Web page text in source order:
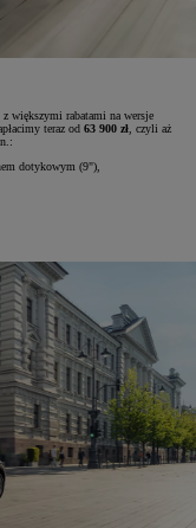
większymi rabatami na wersje
teraz od 63 900 zł, czyli aż
dotykowym (9"),